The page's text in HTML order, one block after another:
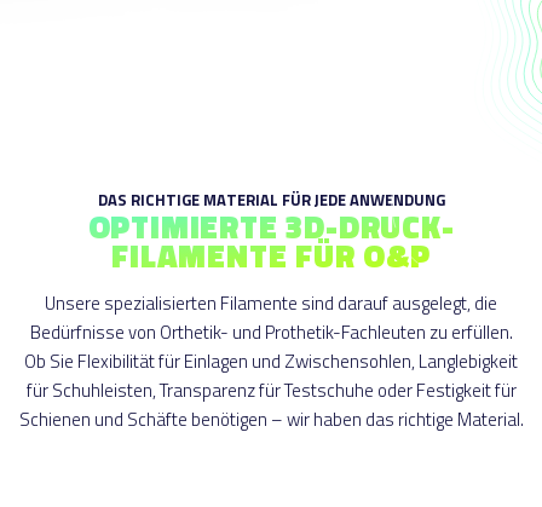
DAS RICHTIGE MATERIAL FÜR JEDE ANWENDUNG
OPTIMIERTE 3D-DRUCK-
FILAMENTE FÜR O&P
Unsere spezialisierten Filamente sind darauf ausgelegt, die
Bedürfnisse von Orthetik- und Prothetik-Fachleuten zu erfüllen.
Ob Sie Flexibilität für Einlagen und Zwischensohlen, Langlebigkeit
für Schuhleisten, Transparenz für Testschuhe oder Festigkeit für
Schienen und Schäfte benötigen – wir haben das richtige Material.